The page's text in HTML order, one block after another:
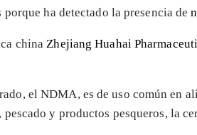
porque ha detectado la presencia de
china Zhejiang Huahai
el NDMA, es de uso común en
y productos pesqueros, la